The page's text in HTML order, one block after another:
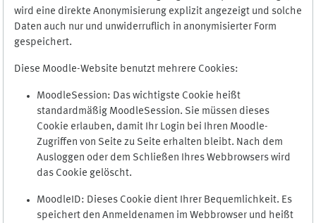
wird eine direkte Anonymisierung explizit angezeigt und solche
Daten auch nur und unwiderruflich in anonymisierter Form
gespeichert.
Diese Moodle-Website benutzt mehrere Cookies:
MoodleSession: Das wichtigste Cookie heißt
standardmäßig MoodleSession. Sie müssen dieses
Cookie erlauben, damit Ihr Login bei Ihren Moodle-
Zugriffen von Seite zu Seite erhalten bleibt. Nach dem
Ausloggen oder dem Schließen Ihres Webbrowsers wird
das Cookie gelöscht.
MoodleID: Dieses Cookie dient Ihrer Bequemlichkeit. Es
speichert den Anmeldenamen im Webbrowser und heißt